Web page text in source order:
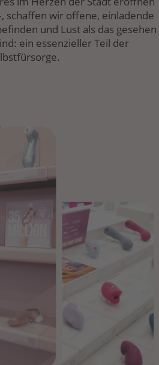
schaffen wir offene, einladende
und Lust als das gesehen
ein essenzieller Teil der